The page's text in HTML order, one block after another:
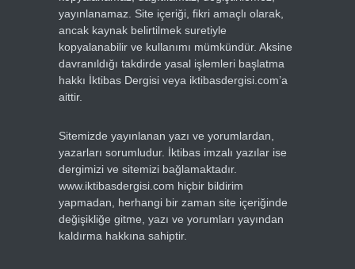
yayınlanamaz. Site içeriği, fikri amaçlı olarak,
ancak kaynak belirtilmek suretiyle
kopyalanabilir ve kullanımı mümkündür. Aksine
davranıldığı takdirde yasal işlemleri başlatma
hakkı İktibas Dergisi veya iktibasdergisi.com’a
aittir.
Sitemizde yayınlanan yazı ve yorumlardan,
yazarları sorumludur. İktibas imzalı yazılar ise
dergimizi ve sitemizi bağlamaktadır.
www.iktibasdergisi.com hiçbir bildirim
yapmadan, herhangi bir zaman site içeriğinde
değişikliğe gitme, yazı ve yorumları yayından
kaldırma hakkına sahiptir.